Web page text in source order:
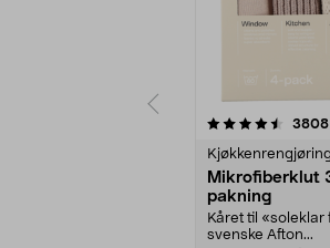
3808
Kjøkkenrengjøring
Mikrofiberklut
pakning
Kåret til «soleklar
svenske Afton...
4.5av 5